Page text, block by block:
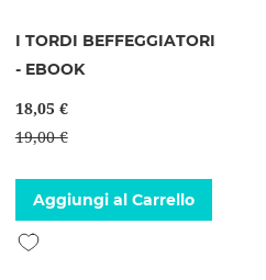
I TORDI BEFFEGGIATORI
- EBOOK
18,05 €
19,00 €
Aggiungi al Carrello
Aggiungi alla lista desideri